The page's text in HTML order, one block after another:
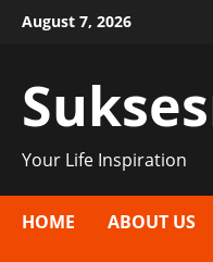
SkipAugust 7, 2026
Your Life Inspiration
HOME ABOUT US